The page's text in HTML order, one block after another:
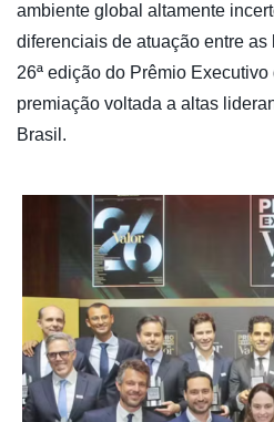
ambiente global altamente
diferenciais de atuação entre
26ª edição do Prêmio Executivo
premiação voltada a altas
Brasil.